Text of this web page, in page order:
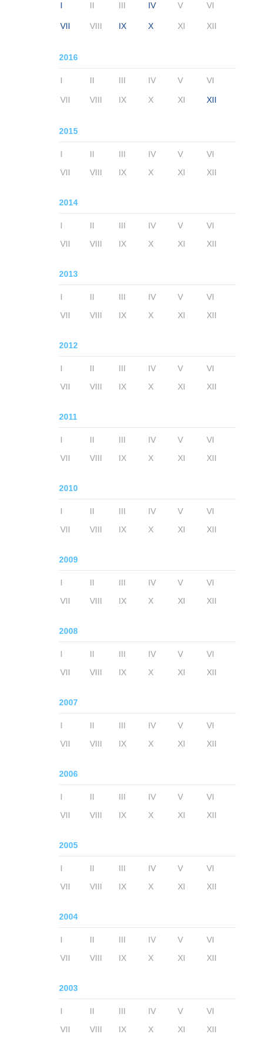
I II III IV V VI
VII VIII IX X XI XII
2016
I II III IV V VI
VII VIII IX X XI XII
2015
I II III IV V
VI
VII
VIII IX X XI XII
2014
I II III IV V
VI
VII
VIII IX X XI XII
2013
I II III IV V
VI
VII
VIII IX X XI XII
2012
I II III IV V
VI
VII
VIII IX X XI XII
2011
I II III IV V
VI
VII
VIII IX X XI XII
2010
I II III IV V
VI
VII
VIII IX X XI XII
2009
I II III IV V
VI
VII
VIII IX X XI XII
2008
I II III IV V
VI
VII
VIII IX X XI XII
2007
I II III IV V
VI
VII
VIII IX X XI XII
2006
I II III IV V
VI
VII
VIII IX X XI XII
2005
I II III IV V
VI
VII
VIII IX X XI XII
2004
I II III IV V
VI
VII
VIII IX X XI XII
2003
I II III IV V
VI
VII
VIII IX X XI XII